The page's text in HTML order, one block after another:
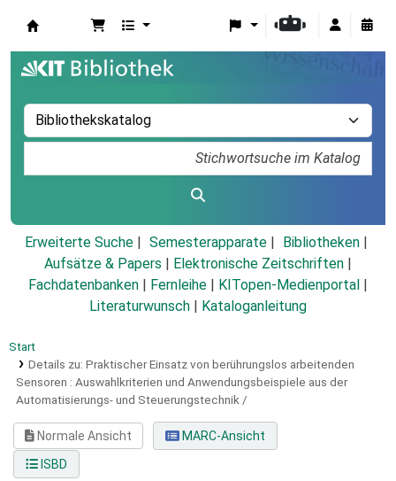
Erweiterte Suche Semesterapparate
Bibliotheken
Aufsätze & Papers
Elektronische Zeitschriften
Fachdatenbanken
Fernleihe KITopen-Medienportal
Literaturwunsch
Kataloganleitung
Start
Details zu: Praktischer Einsatz von berührungslos arbeitenden
Sensoren : Auswahlkriterien und Anwendungsbeispiele aus der
Automatisierungs- und Steuerungstechnik /
Normale Ansicht
MARC-Ansicht
ISBD